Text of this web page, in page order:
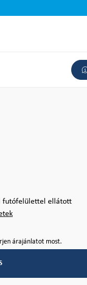
futófelülettel ellátott
árajánlatot most.